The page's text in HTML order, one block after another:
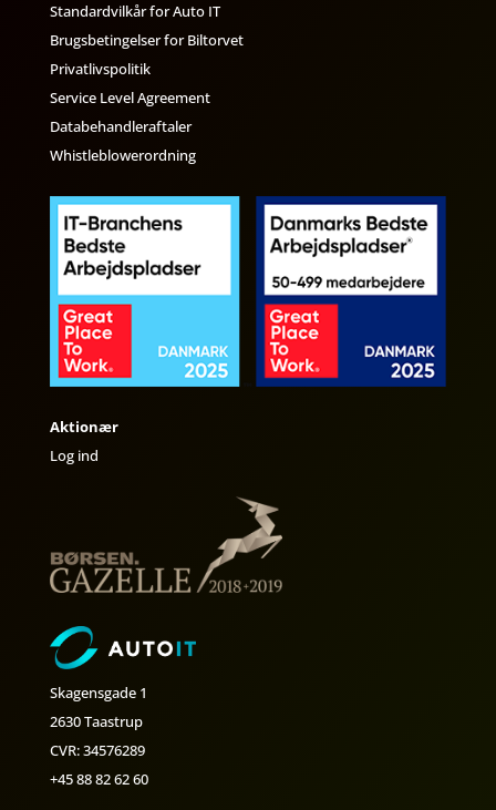
Standardvilkår for Auto IT
Brugsbetingelser for Biltorvet
Privatlivspolitik
Service Level Agreement
Databehandleraftaler
Whistleblowerordning
Aktionær
Log ind
Skagensgade 1
2630 Taastrup
CVR: 34576289
+45 88 82 62 60